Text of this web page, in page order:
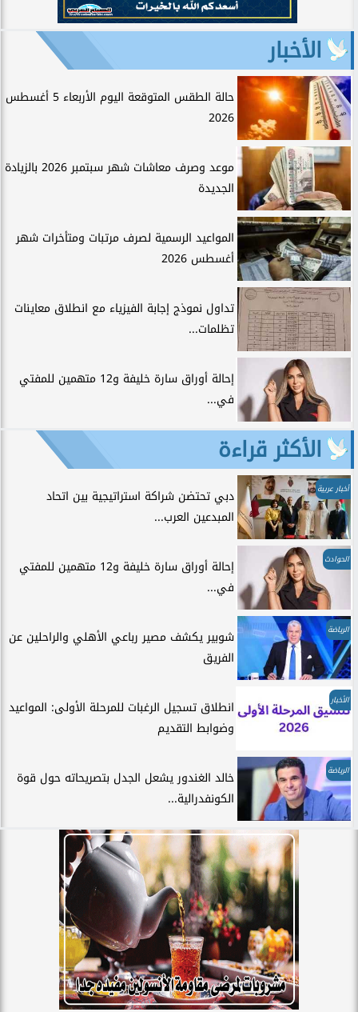
الأخبار
حالة الطقس المتوقعة اليوم الأربعاء 5 أغسطس
2026
موعد وصرف معاشات شهر سبتمبر 2026 بالزيادة
الجديدة
المواعيد الرسمية لصرف مرتبات ومتأخرات شهر
أغسطس 2026
تداول نموذج إجابة الفيزياء مع انطلاق معاينات
تظلمات...
إحالة أوراق سارة خليفة و12 متهمين للمفتي
في...
الأكثر قراءة
أخبار عربية
دبي تحتضن شراكة استراتيجية بين اتحاد
المبدعين العرب...
الحوادث
إحالة أوراق سارة خليفة و12 متهمين للمفتي
في...
الرياضة
شوبير يكشف مصير رباعي الأهلي والراحلين عن
الفريق
الأخبار
انطلاق تسجيل الرغبات للمرحلة الأولى: المواعيد
وضوابط التقديم
الرياضة
خالد الغندور يشعل الجدل بتصريحاته حول قوة
الكونفدرالية...